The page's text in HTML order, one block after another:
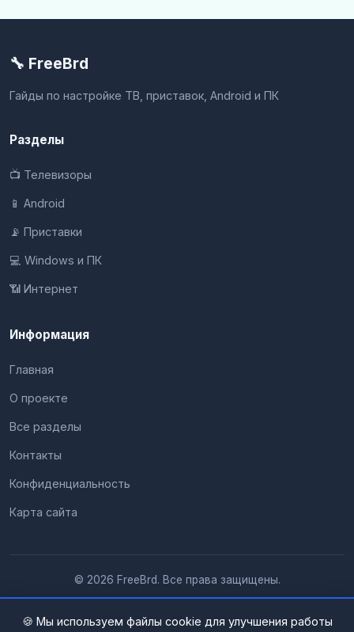
🔧 FreeBrd
Гайды по настройке ТВ, приставок, Android и ПК
Разделы
📺 Телевизоры
📱 Android
📡 Приставки
💻 Windows и ПК
📶 Интернет
Информация
Главная
О проекте
Все разделы
Контакты
Конфиденциальность
Карта сайта
© 2026 FreeBrd. Все права защищены.
🍪 Мы используем файлы cookie для улучшения работы